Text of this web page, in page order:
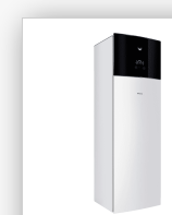
230L